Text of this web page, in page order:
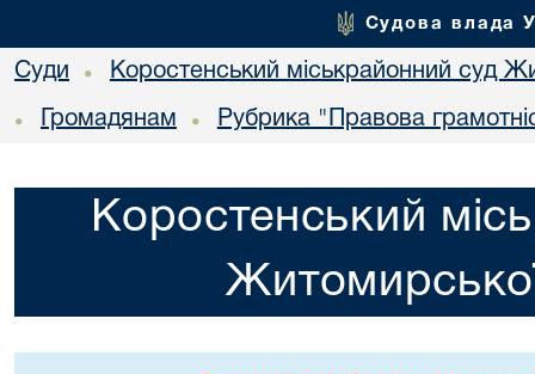
Судова влада
Суди • Коростенський міськрайонний суд
• Громадянам • Рубрика "Правова
Коростенський